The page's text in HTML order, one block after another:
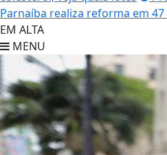
Parnaíba realiza reforma em
EM ALTA
MENU